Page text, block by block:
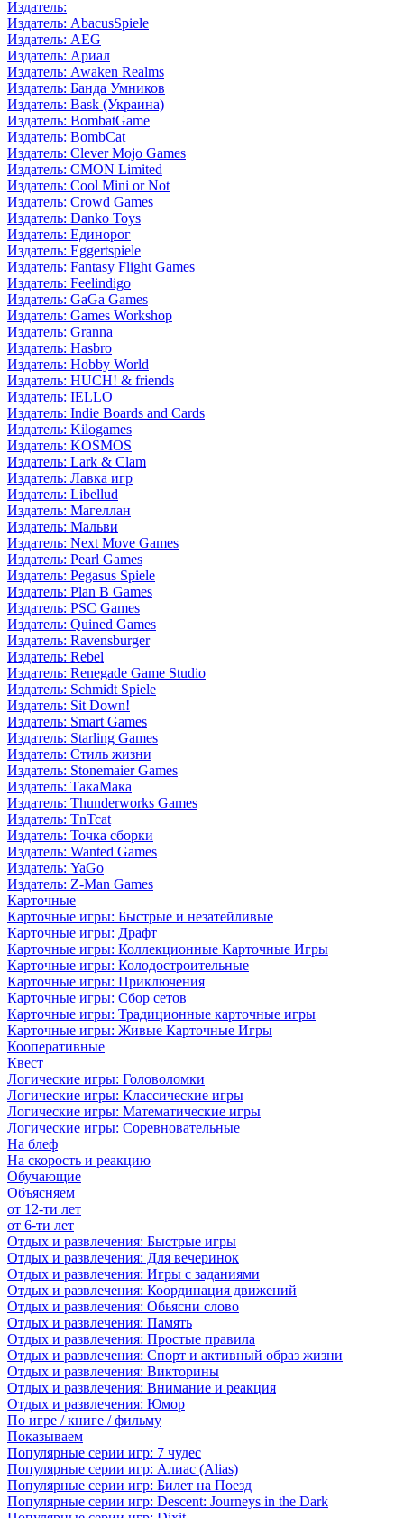
Издатель:
Издатель: AbacusSpiele
Издатель: AEG
Издатель: Ариал
Издатель: Awaken Realms
Издатель: Банда Умников
Издатель: Bask (Украина)
Издатель: BombatGame
Издатель: BombCat
Издатель: Clever Mojo Games
Издатель: CMON Limited
Издатель: Cool Mini or Not
Издатель: Crowd Games
Издатель: Danko Toys
Издатель: Единорог
Издатель: Eggertspiele
Издатель: Fantasy Flight Games
Издатель: Feelindigo
Издатель: GaGa Games
Издатель: Games Workshop
Издатель: Granna
Издатель: Hasbro
Издатель: Hobby World
Издатель: HUCH! & friends
Издатель: IELLO
Издатель: Indie Boards and Cards
Издатель: Kilogames
Издатель: KOSMOS
Издатель: Lark & Clam
Издатель: Лавка игр
Издатель: Libellud
Издатель: Магеллан
Издатель: Мальви
Издатель: Next Move Games
Издатель: Pearl Games
Издатель: Pegasus Spiele
Издатель: Plan B Games
Издатель: PSC Games
Издатель: Quined Games
Издатель: Ravensburger
Издатель: Rebel
Издатель: Renegade Game Studio
Издатель: Schmidt Spiele
Издатель: Sit Down!
Издатель: Smart Games
Издатель: Starling Games
Издатель: Стиль жизни
Издатель: Stonemaier Games
Издатель: ТакаМака
Издатель: Thunderworks Games
Издатель: TnTcat
Издатель: Точка сборки
Издатель: Wanted Games
Издатель: YaGo
Издатель: Z-Man Games
Карточные
Карточные игры: Быстрые и незатейливые
Карточные игры: Драфт
Карточные игры: Коллекционные Карточные Игры
Карточные игры: Колодостроительные
Карточные игры: Приключения
Карточные игры: Сбор сетов
Карточные игры: Традиционные карточные игры
Карточные игры: Живые Карточные Игры
Кооперативные
Квест
Логические игры: Головоломки
Логические игры: Классические игры
Логические игры: Математические игры
Логические игры: Соревновательные
На блеф
На скорость и реакцию
Обучающие
Объясняем
от 12-ти лет
от 6-ти лет
Отдых и развлечения: Быстрые игры
Отдых и развлечения: Для вечеринок
Отдых и развлечения: Игры с заданиями
Отдых и развлечения: Координация движений
Отдых и развлечения: Обьясни слово
Отдых и развлечения: Память
Отдых и развлечения: Простые правила
Отдых и развлечения: Спорт и активный образ жизни
Отдых и развлечения: Викторины
Отдых и развлечения: Внимание и реакция
Отдых и развлечения: Юмор
По игре / книге / фильму
Показываем
Популярные серии игр: 7 чудес
Популярные серии игр: Алиас (Alias)
Популярные серии игр: Билет на Поезд
Популярные серии игр: Descent: Journeys in the Dark